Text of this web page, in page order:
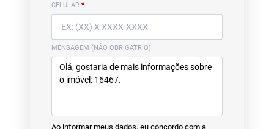
CELULAR *
MENSAGEM (NÃO OBRIGATRIO)
Ao informar meus dados, eu concordo com a